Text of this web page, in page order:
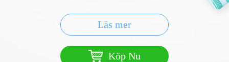
Läs mer
Köp Nu